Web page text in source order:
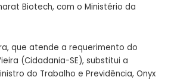
Biotech, com o Ministério da
que atende a requerimento do
(Cidadania-SE), substitui a
do Trabalho e Previdência, Onyx